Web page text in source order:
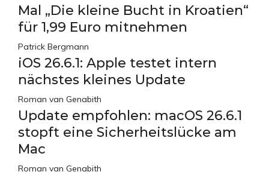
Mal „Die kleine Bucht in Kroatien“
für 1,99 Euro mitnehmen
Patrick Bergmann
iOS 26.6.1: Apple testet intern
nächstes kleines Update
Roman van Genabith
Update empfohlen: macOS 26.6.1
stopft eine Sicherheitslücke am
Mac
Roman van Genabith